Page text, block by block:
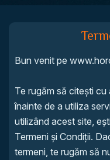
Bun venit pe
Te rugăm să citești
înainte de a utiliza
utilizând acest site,
Termeni și Condiții.
termeni, te rugăm să